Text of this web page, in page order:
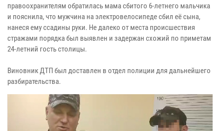
правоохранителям обратилась мама сбитого 6-летнего мальчика
и пояснила, что мужчина на электровелосипеде сбил её сына,
нанеся ему ссадины руки. Не далеко от места происшествия
стражами порядка был выявлен и задержан схожий по приметам
24-летний гость столицы.
Виновник ДТП был доставлен в отдел полиции для дальнейшего
разбирательства.